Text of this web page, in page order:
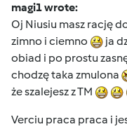
magi1 wrote:
Oj Niusiu masz rację
zimno i ciemno
ja
obiad i po prostu
chodzę taka zmulona
że szalejesz z TM
Verciu praca praca i